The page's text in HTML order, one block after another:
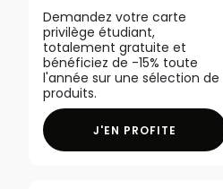
Demandez votre carte
privilège étudiant,
totalement gratuite et
bénéficiez de -15% toute
l'année sur une sélection de
produits.
J'EN PROFITE